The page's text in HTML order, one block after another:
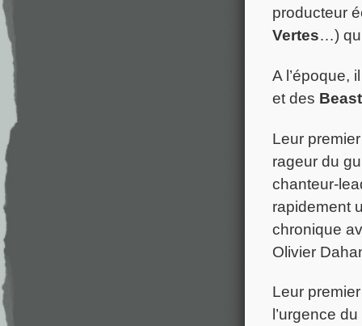
producteur
Vertes…)
A l’époque,
et des
Leur
rageur du
chanteur-
rapidement
chronique
Olivier
Leur
l’urgence